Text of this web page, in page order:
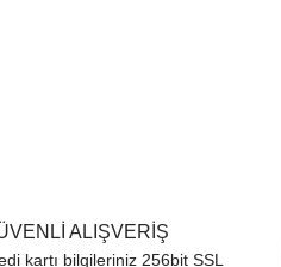
ALIŞVERİŞ
kartı bilgileriniz 256bit SSL